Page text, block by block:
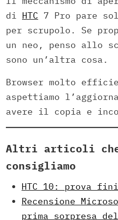
di HTC 7 Pro pare
per scrupolo. Se
un neo, penso allo
sono un’altra cosa.
Browser molto
aspettiamo
avere il copia e
Altri articoli
consigliamo
HTC 10: prova
Recensione
prima sorpresa